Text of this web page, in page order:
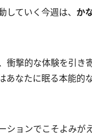
ていく今週は、 か
衝撃的な体験を引き
あなたに眠る本能的
ションでこそよみが